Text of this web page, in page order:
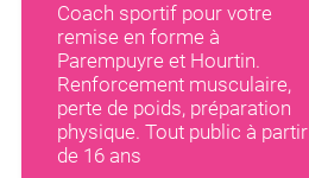
Coach sportif pour votre
remise en forme à
Parempuyre et Hourtin.
Renforcement musculaire,
perte de poids, préparation
physique. Tout public à partir
de 16 ans